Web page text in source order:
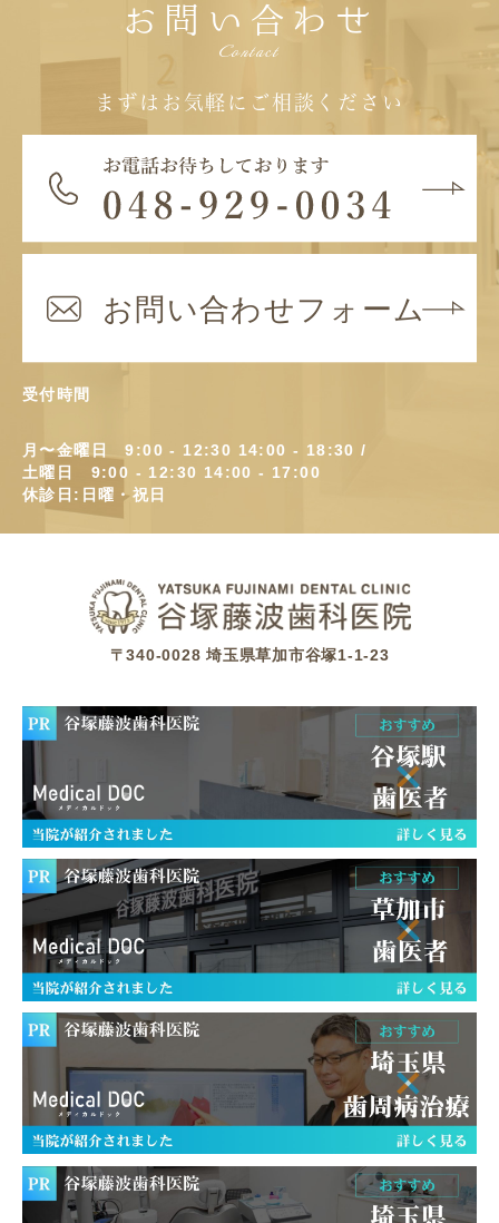
お問い合わせ
Contact
まずはお気軽にご相談ください
受付時間
月〜金曜日 9:00 - 12:30 14:00 - 18:30 /
土曜日 9:00 - 12:30 14:00 - 17:00
休診日:日曜・祝日
〒340-0028 埼玉県草加市谷塚1-1-23